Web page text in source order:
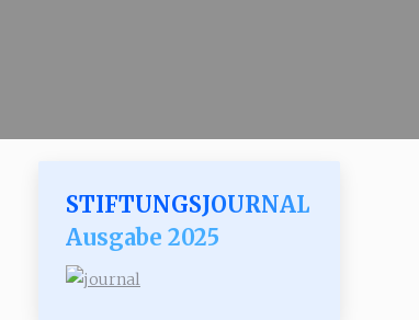
STIFTUNGSJOURNAL
Ausgabe 2025